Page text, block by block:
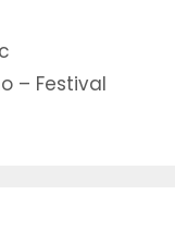
– Festival